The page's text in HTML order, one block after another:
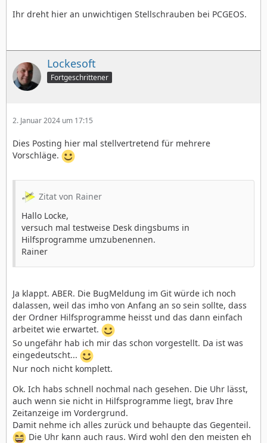
Ihr dreht hier an unwichtigen Stellschrauben bei PCGEOS.
Lockesoft
Fortgeschrittener
2. Januar 2024 um 17:15
Dies Posting hier mal stellvertretend für mehrere
Vorschläge.
Zitat von Rainer
Hallo Locke,
versuch mal testweise Desk dingsbums in
Hilfsprogramme umzubenennen.
Rainer
Ja klappt. ABER. Die BugMeldung im Git würde ich noch
dalassen, weil das imho von Anfang an so sein sollte, dass
der Ordner Hilfsprogramme heisst und das dann einfach
arbeitet wie erwartet.
So ungefähr hab ich mir das schon vorgestellt. Da ist was
eingedeutscht...
Nur noch nicht komplett.
Ok. Ich habs schnell nochmal nach gesehen. Die Uhr lässt,
auch wenn sie nicht in Hilfsprogramme liegt, brav Ihre
Zeitanzeige im Vordergrund.
Damit nehme ich alles zurück und behaupte das Gegenteil.
Die Uhr kann auch raus. Wird wohl den den meisten eh